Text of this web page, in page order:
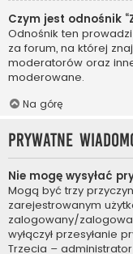
Czym jest odnośnik
Odnośnik ten
za forum, na której
moderatorów oraz
moderowane.
Na górę
Prywatne
Nie mogę wysyłać
Mogą być trzy
zarejestrowanym
zalogowany/
wyłączył przesyłanie
Trzecia – administrator